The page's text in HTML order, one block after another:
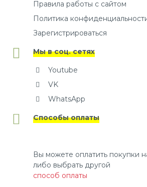
Правила работы с сайтом
Политика
Зарегистрироваться
Мы в соц. сетях
Youtube
VK
WhatsApp
Способы оплаты
Вы можете оплатить покупки
либо выбрать другой
способ оплаты